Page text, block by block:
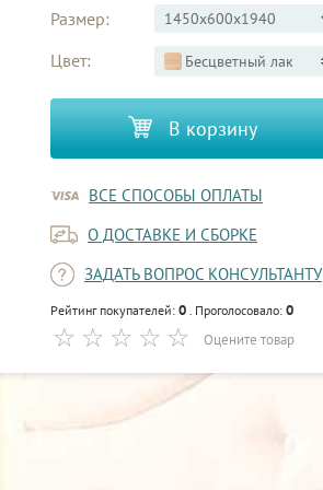
Размер:
Цвет:
Бесцветный лак
В корзину
ВСЕ СПОСОБЫ ОПЛАТЫ
О ДОСТАВКЕ И СБОРКЕ
ЗАДАТЬ ВОПРОС КОНСУЛЬТАНТУ
Рейтинг покупателей: 0 . Проголосовало: 0
Оцените товар